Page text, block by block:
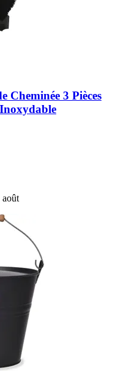
Cheminée 3 Pièces
août